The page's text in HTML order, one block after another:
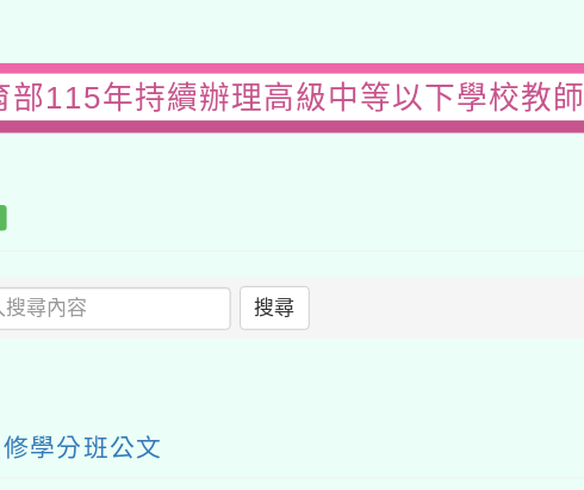
115年持續辦理高級中等以下學校教師
搜尋
學分班公文